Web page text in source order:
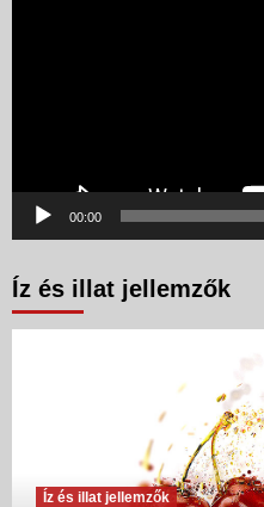
00:00
Íz és illat jellemzők
Íz és illat jellemzők